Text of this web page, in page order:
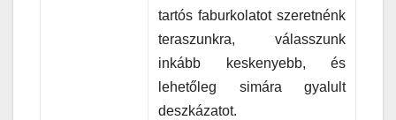
tartós faburkolatot szeretnénk
teraszunkra, válasszunk
inkább keskenyebb, és
lehetőleg simára gyalult
deszkázatot.